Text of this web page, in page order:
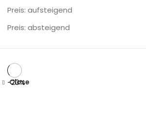
Preis: aufsteigend
Preis: absteigend
-20%
Close